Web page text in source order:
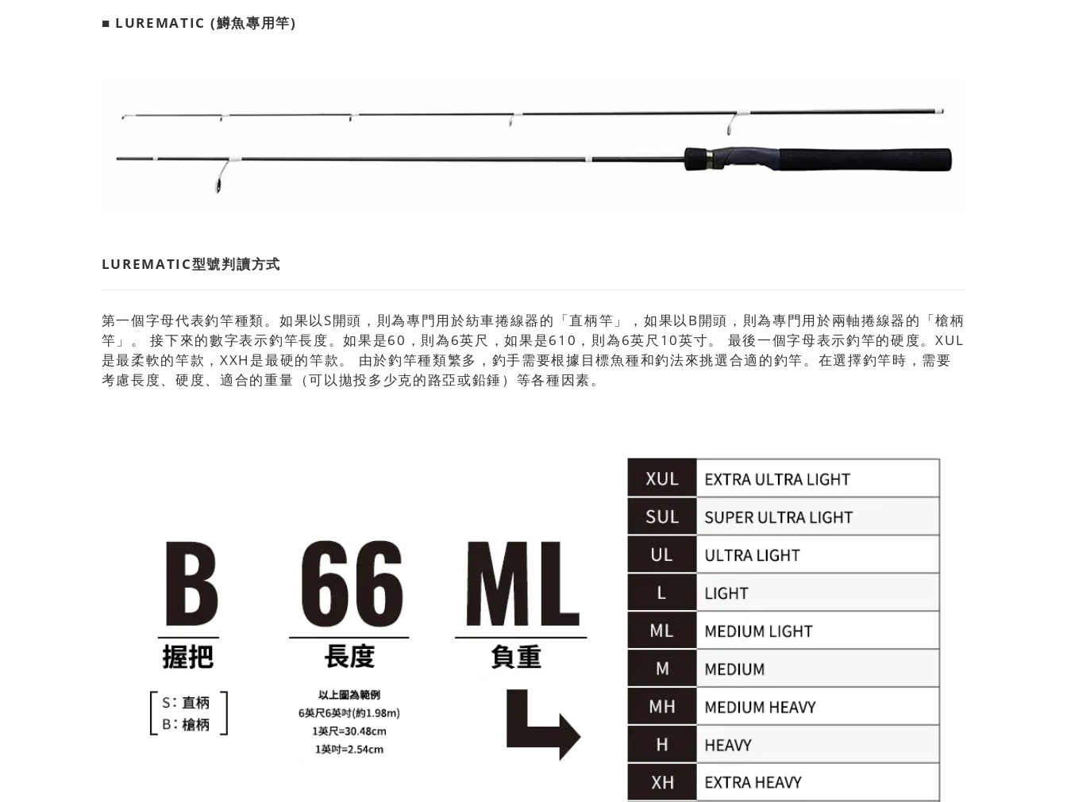
■ LUREMATIC (鱒魚專用竿)
LUREMATIC型號判讀方式
第一個字母代表釣竿種類。如果以S開頭，則為專門用於紡車捲線器的「直柄竿」，如果以B開頭，則為專門用於兩軸捲線器的「槍柄
竿」。 接下來的數字表示釣竿長度。如果是60，則為6英尺，如果是610，則為6英尺10英寸。 最後一個字母表示釣竿的硬度。XUL
是最柔軟的竿款，XXH是最硬的竿款。 由於釣竿種類繁多，釣手需要根據目標魚種和釣法來挑選合適的釣竿。在選擇釣竿時，需要
考慮長度、硬度、適合的重量（可以拋投多少克的路亞或鉛錘）等各種因素。